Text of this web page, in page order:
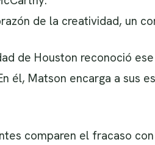
de la creatividad, un
de Houston reconoció
él, Matson encarga a sus
comparen el fracaso